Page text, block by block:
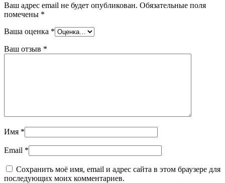
Ваш адрес email не будет опубликован. Обязательные поля
помечены *
Ваша оценка *
Ваш отзыв *
Имя *
Email *
Сохранить моё имя, email и адрес сайта в этом браузере для
последующих моих комментариев.